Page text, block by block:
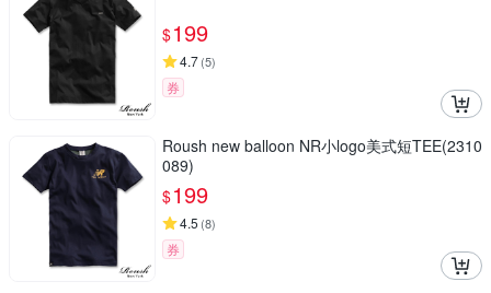
$199
4.7(5)
券
Roush new balloon NR小logo美式短TEE(2310
089)
$199
4.5 (8)
券